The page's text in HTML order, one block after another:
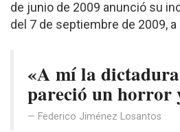
de junio de 2009 anunció su
del 7 de septiembre de 2009, a
«A mí la
pareció un horror
Federico Jiménez Losantos